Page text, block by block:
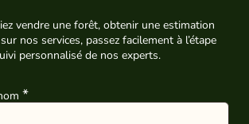
vendre une forêt, obtenir une estimation
nos services, passez facilement à l’étape
personnalisé de nos experts.